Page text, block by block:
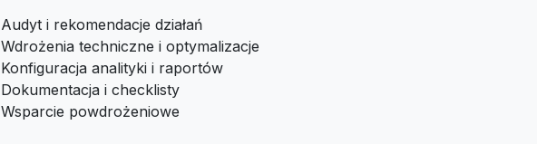
Audyt i rekomendacje działań
Wdrożenia techniczne i optymalizacje
Konfiguracja analityki i raportów
Dokumentacja i checklisty
Wsparcie powdrożeniowe